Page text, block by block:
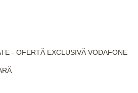
- OFERTĂ EXCLUSIVĂ VODAFONE